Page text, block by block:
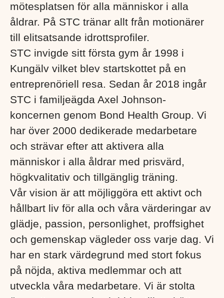
mötesplatsen för alla människor i alla
åldrar. På STC tränar allt från motionärer
till elitsatsande idrottsprofiler.
STC invigde sitt första gym år 1998 i
Kungälv vilket blev startskottet på en
entreprenöriell resa. Sedan år 2018 ingår
STC i familjeägda Axel Johnson-
koncernen genom Bond Health Group. Vi
har över 2000 dedikerade medarbetare
och strävar efter att aktivera alla
människor i alla åldrar med prisvärd,
högkvalitativ och tillgänglig träning.
Vår vision är att möjliggöra ett aktivt och
hållbart liv för alla och våra värderingar av
glädje, passion, personlighet, proffsighet
och gemenskap vägleder oss varje dag. Vi
har en stark värdegrund med stort fokus
på nöjda, aktiva medlemmar och att
utveckla våra medarbetare. Vi är stolta